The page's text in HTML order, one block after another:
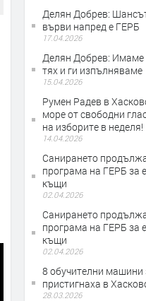
Делян Добрев:
върви напред е ГЕРБ
17.04.2026
Делян Добрев: Имаме
тях и ги изпълняваме
15.04.2026
Румен Радев в
море от свободни
на изборите в неделя!
14.04.2026
Санирането
програма на ГЕРБ за
къщи
02.04.2026
Санирането
програма на ГЕРБ за
къщи
02.04.2026
8 обучителни машини
пристигнаха в
28.03.2026